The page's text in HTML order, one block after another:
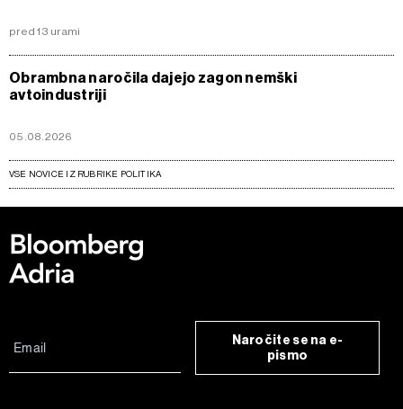
pred 13 urami
Obrambna naročila dajejo zagon nemški
avtoindustriji
05.08.2026
VSE NOVICE IZ RUBRIKE POLITIKA
Naročite se na e-
pismo